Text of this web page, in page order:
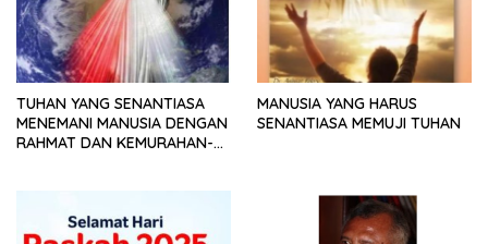
TUHAN YANG SENANTIASA
MENEMANI MANUSIA DENGAN
RAHMAT DAN KEMURAHAN-
MANUSIA YANG HARUS
SENANTIASA MEMUJI TUHAN